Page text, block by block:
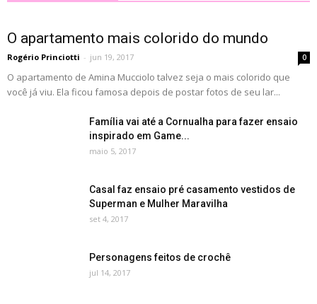
O apartamento mais colorido do mundo
Rogério Princiotti - jun 19, 2017 0
O apartamento de Amina Mucciolo talvez seja o mais colorido que
você já viu. Ela ficou famosa depois de postar fotos de seu lar...
Família vai até a Cornualha para fazer ensaio
inspirado em Game...
maio 5, 2017
Casal faz ensaio pré casamento vestidos de
Superman e Mulher Maravilha
set 4, 2017
Personagens feitos de crochê
jul 14, 2017